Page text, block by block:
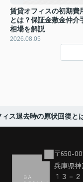
賃貸オフィスの初期費
とは？保証金敷金仲介
相場を解説
2026.08.05
ィス退去時の原状回復と
〒650-
兵庫県
１３－２